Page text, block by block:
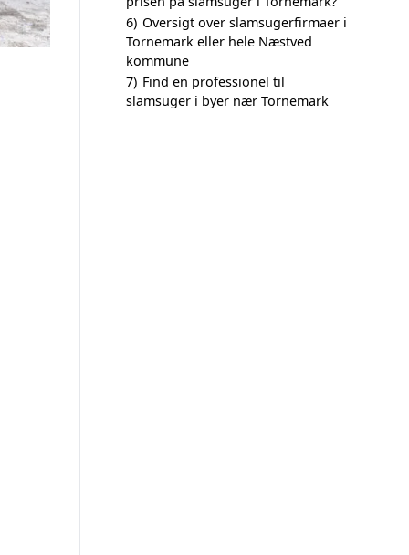
6) Oversigt over slamsugerfirmaer i
Tornemark eller hele Næstved
kommune
7) Find en professionel til
slamsuger i byer nær Tornemark